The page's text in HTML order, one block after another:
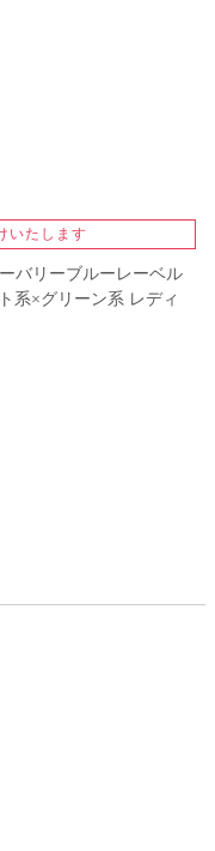
いたします
バリーブルーレーベル
系×グリーン系 レディ